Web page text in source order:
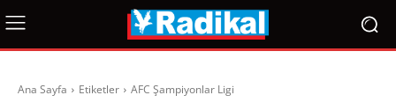
Ana Sayfa Etiketler AFC Şampiyonlar Ligi